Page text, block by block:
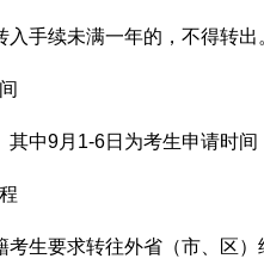
入手续未满一年的，不得转出
其中9月1-6日为考生申请时间
考生要求转往外省（市、区